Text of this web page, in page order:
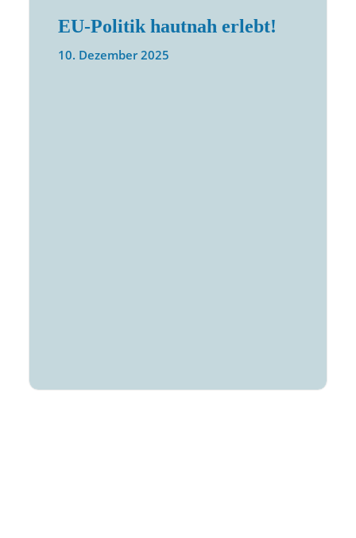
EU-Politik hautnah erlebt!
10. Dezember 2025